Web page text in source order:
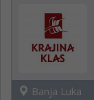
Banja Luka